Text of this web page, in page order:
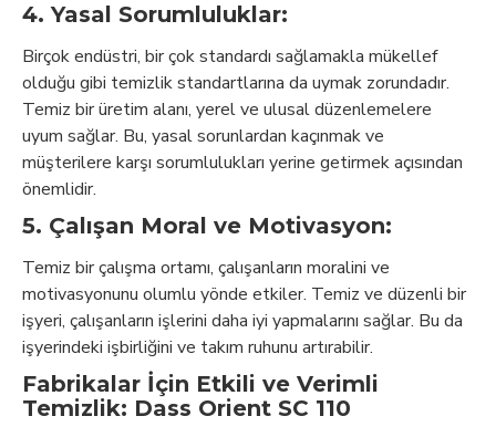
4. Yasal Sorumluluklar:
Birçok endüstri, bir çok standardı sağlamakla mükellef
olduğu gibi temizlik standartlarına da uymak zorundadır.
Temiz bir üretim alanı, yerel ve ulusal düzenlemelere
uyum sağlar. Bu, yasal sorunlardan kaçınmak ve
müşterilere karşı sorumlulukları yerine getirmek açısından
önemlidir.
5. Çalışan Moral ve Motivasyon:
Temiz bir çalışma ortamı, çalışanların moralini ve
motivasyonunu olumlu yönde etkiler. Temiz ve düzenli bir
işyeri, çalışanların işlerini daha iyi yapmalarını sağlar. Bu da
işyerindeki işbirliğini ve takım ruhunu artırabilir.
Fabrikalar İçin Etkili ve Verimli
Temizlik: Dass Orient SC 110